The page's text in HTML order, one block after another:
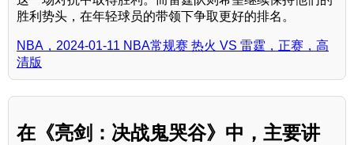
胜利势头，在年轻球员的带领下争取更好的排名。
NBA，2024-01-11 NBA常规赛 热火 VS 雷霆，正赛，高
清版
在《亮剑：决战鬼哭谷》中，主要讲